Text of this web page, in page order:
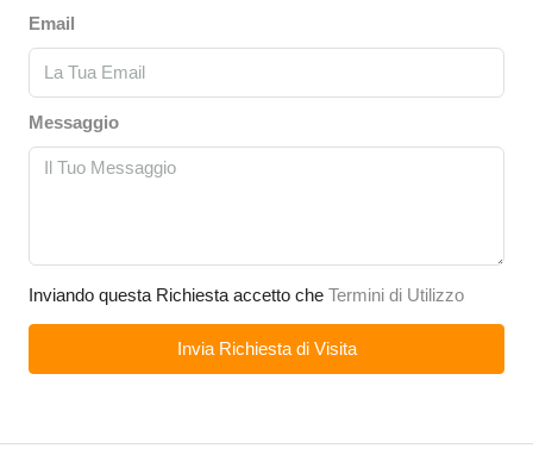
Email
Messaggio
Inviando questa Richiesta accetto che Termini di Utilizzo
Invia Richiesta di Visita